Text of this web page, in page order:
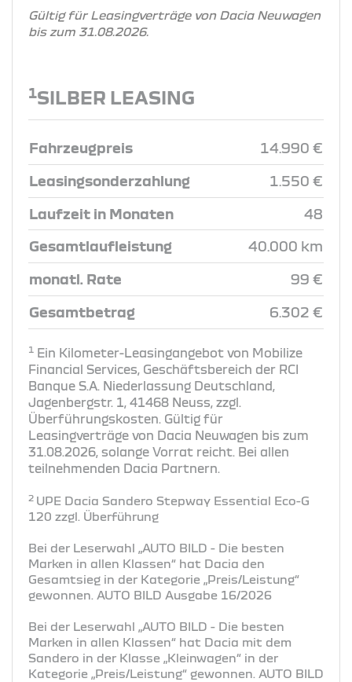
Gültig für Leasingverträge von Dacia Neuwagen
bis zum 31.08.2026.
1SILBER LEASING
Fahrzeugpreis 14.990 €
Leasingsonderzahlung 1.550 €
Laufzeit in Monaten 48
Gesamtlaufleistung 40.000 km
monatl. Rate 99 €
Gesamtbetrag 6.302 €
1 Ein Kilometer-Leasingangebot von Mobilize
Financial Services, Geschäftsbereich der RCI
Banque S.A. Niederlassung Deutschland,
Jagenbergstr. 1, 41468 Neuss, zzgl.
Überführungskosten. Gültig für
Leasingverträge von Dacia Neuwagen bis zum
31.08.2026, solange Vorrat reicht. Bei allen
teilnehmenden Dacia Partnern.
2 UPE Dacia Sandero Stepway Essential Eco-G
120 zzgl. Überführung
Bei der Leserwahl „AUTO BILD - Die besten
Marken in allen Klassen“ hat Dacia den
Gesamtsieg in der Kategorie „Preis/Leistung“
gewonnen. AUTO BILD Ausgabe 16/2026
Bei der Leserwahl „AUTO BILD - Die besten
Marken in allen Klassen“ hat Dacia mit dem
Sandero in der Klasse „Kleinwagen“ in der
Kategorie „Preis/Leistung“ gewonnen. AUTO BILD